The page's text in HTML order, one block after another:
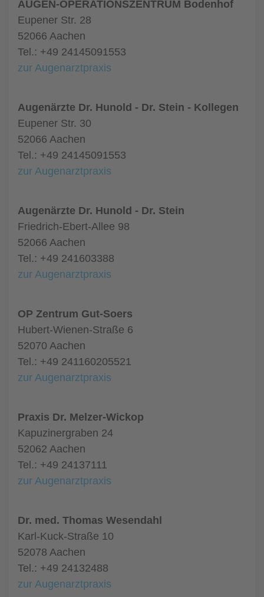
AUGEN-OPERATIONSZENTRUM Bodenhof
Eupener Str. 28
52066 Aachen
Tel.: +49 24145091553
zur Augenarztpraxis
Augenärzte Dr. Hunold - Dr. Stein - Kollegen
Eupener Str. 30
52066 Aachen
Tel.: +49 24145091553
zur Augenarztpraxis
Augenärzte Dr. Hunold - Dr. Stein
Friedrich-Ebert-Allee 98
52066 Aachen
Tel.: +49 241603388
zur Augenarztpraxis
OP Zentrum Gut-Soers
Hubert-Wienen-Straße 6
52070 Aachen
Tel.: +49 241160205521
zur Augenarztpraxis
Praxis Dr. Melzer-Wickop
Kapuzinergraben 24
52062 Aachen
Tel.: +49 24137111
zur Augenarztpraxis
Dr. med. Thomas Wesendahl
Karl-Kuck-Straße 10
52078 Aachen
Tel.: +49 24132488
zur Augenarztpraxis